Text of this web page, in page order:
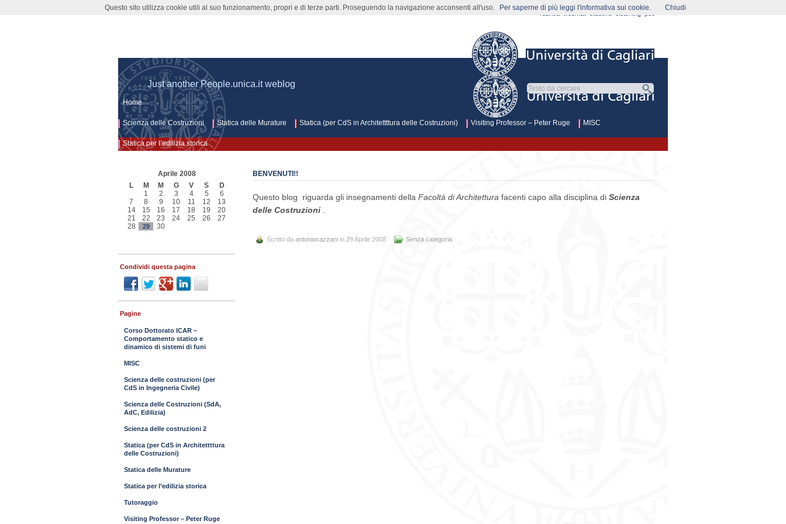
Just another People.unica.it weblog
Home
rubrica webmail
Scienza delle Costruzioni Statica delle Murature Statica (per CdS in Architettttura delle Costruzioni) Visiting Professor – Peter Ruge MISC
Statica per l’edilizia storica
BENVENUTI!!
Questo blog riguarda gli insegnamenti della Facoltà di Architettura facenti capo alla disciplina di Scienza
delle Costruzioni
Scritto da antoniocazzani in 29 Aprile 2008 Senza categoria
Aprile 2008
L
M M G V S
D
1
2 3 4 5
6
7
8 9 10 11 12
13
14
15 16 17 18 19
20
21
22 23 24 25 26
27
28
29 30
Condividi questa pagina
Pagine
Corso Dottorato ICAR –
Comportamento statico e
dinamico di sistemi di funi
MISC
Scienza delle costruzioni (per
CdS in Ingegneria Civile)
Scienza delle Costruzioni (SdA,
AdC, Edilizia)
Scienza delle costruzioni 2
Statica (per CdS in Architettttura
delle Costruzioni)
Statica delle Murature
Statica per l’edilizia storica
Tutoraggio
Visiting Professor – Peter Ruge
Questo sito utilizza cookie utili al suo funzionamento, propri e di terze parti. Proseguendo la navigazione acconsenti all'uso. Per saperne di più leggi l'informativa sui cookie. Chiudi